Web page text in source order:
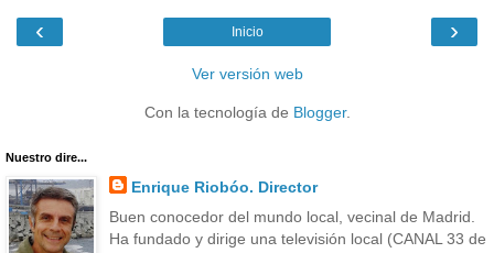
‹ ›
Inicio
Ver versión web
Con la tecnología de Blogger.
Nuestro dire...
Enrique Riobóo. Director
Buen conocedor del mundo local, vecinal de Madrid.
Ha fundado y dirige una televisión local (CANAL 33 de